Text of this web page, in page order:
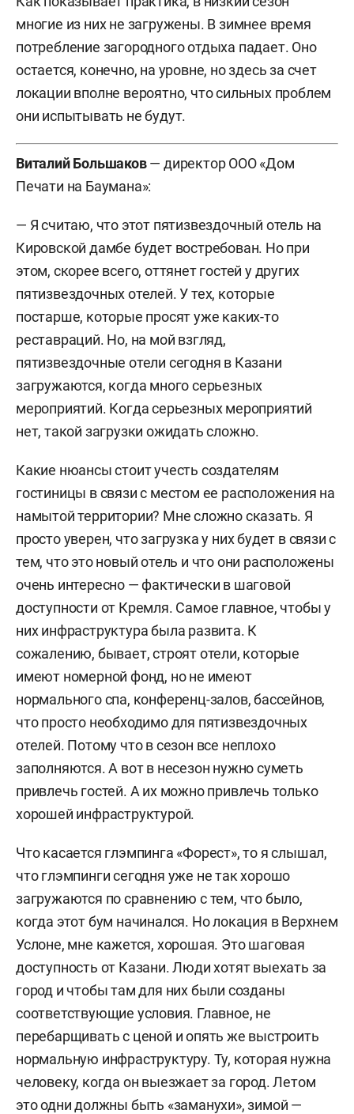
многие из них не загружены. В зимнее время
потребление загородного отдыха падает. Оно
остается, конечно, на уровне, но здесь за счет
локации вполне вероятно, что сильных проблем
они испытывать не будут.
Виталий Большаков— директор ООО «Дом
Печати на Баумана»:
— Я считаю, что этот пятизвездочный отель на
Кировской дамбе будет востребован. Но при
этом, скорее всего, оттянет гостей у других
пятизвездочных отелей. У тех, которые
постарше, которые просят уже каких-то
реставраций. Но, на мой взгляд,
пятизвездочные отели сегодня в Казани
загружаются, когда много серьезных
мероприятий. Когда серьезных мероприятий
нет, такой загрузки ожидать сложно.
Какие нюансы стоит учесть создателям
гостиницы в связи с местом ее расположения на
намытой территории? Мне сложно сказать. Я
просто уверен, что загрузка у них будет в связи с
тем, что это новый отель и что они расположены
очень интересно — фактически в шаговой
доступности от Кремля. Самое главное, чтобы у
них инфраструктура была развита. К
сожалению, бывает, строят отели, которые
имеют номерной фонд, но не имеют
нормального спа, конференц-залов, бассейнов,
что просто необходимо для пятизвездочных
отелей. Потому что в сезон все неплохо
заполняются. А вот в несезон нужно суметь
привлечь гостей. А их можно привлечь только
хорошей инфраструктурой.
Что касается глэмпинга «Форест», то я слышал,
что глэмпинги сегодня уже не так хорошо
загружаются по сравнению с тем, что было,
когда этот бум начинался. Но локация в Верхнем
Услоне, мне кажется, хорошая. Это шаговая
доступность от Казани. Люди хотят выехать за
город и чтобы там для них были созданы
соответствующие условия. Главное, не
перебарщивать с ценой и опять же выстроить
нормальную инфраструктуру. Ту, которая нужна
человеку, когда он выезжает за город. Летом
это одни должны быть «заманухи», зимой —